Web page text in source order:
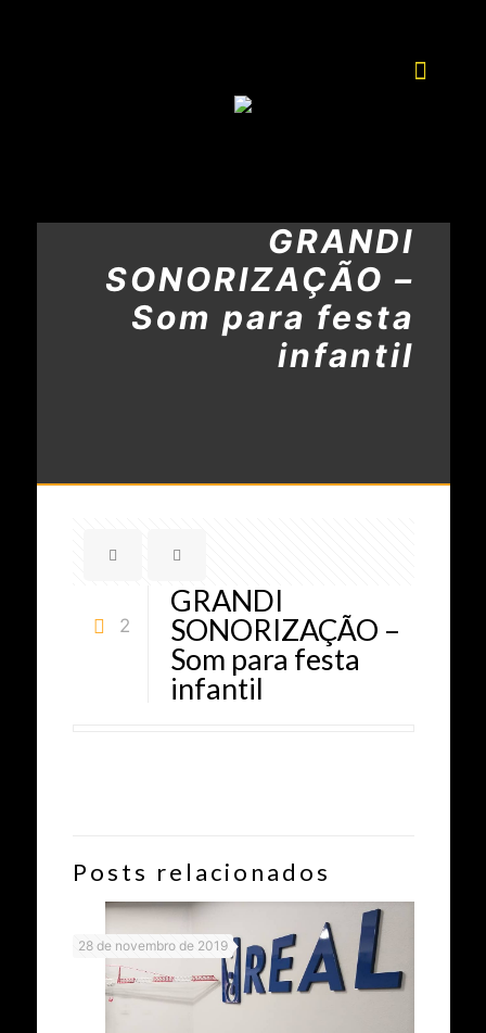
GRANDI
SONORIZAÇÃO –
Som para festa
infantil
2
GRANDI
SONORIZAÇÃO –
Som para festa
infantil
Posts relacionados
28 de novembro de 2019